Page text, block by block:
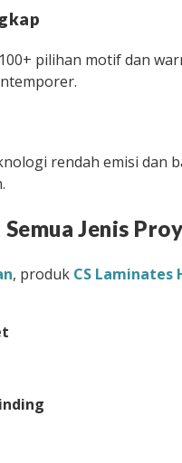
pilihan motif dan
rendah emisi dan
Jenis
, produk CS Laminates